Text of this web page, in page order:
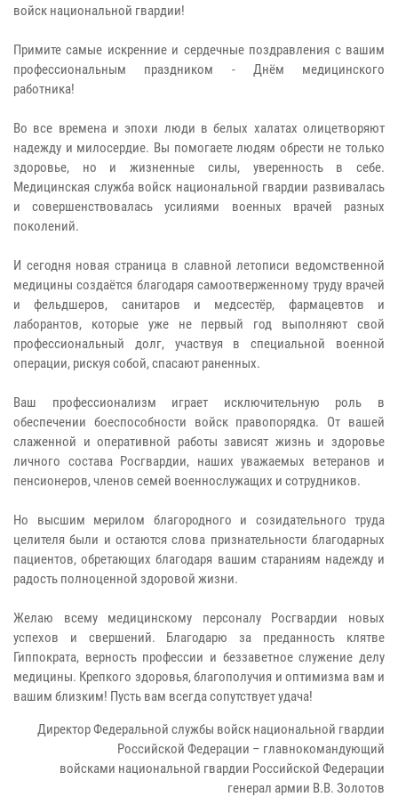
войск национальной гвардии!
Примите самые искренние и сердечные поздравления с вашим
профессиональным праздником - Днём медицинского
работника!
Во все времена и эпохи люди в белых халатах олицетворяют
надежду и милосердие. Вы помогаете людям обрести не только
здоровье, но и жизненные силы, уверенность в себе.
Медицинская служба войск национальной гвардии развивалась
и совершенствовалась усилиями военных врачей разных
поколений.
И сегодня новая страница в славной летописи ведомственной
медицины создаётся благодаря самоотверженному труду врачей
и фельдшеров, санитаров и медсестёр, фармацевтов и
лаборантов, которые уже не первый год выполняют свой
профессиональный долг, участвуя в специальной военной
операции, рискуя собой, спасают раненных.
Ваш профессионализм играет исключительную роль в
обеспечении боеспособности войск правопорядка. От вашей
слаженной и оперативной работы зависят жизнь и здоровье
личного состава Росгвардии, наших уважаемых ветеранов и
пенсионеров, членов семей военнослужащих и сотрудников.
Но высшим мерилом благородного и созидательного труда
целителя были и остаются слова признательности благодарных
пациентов, обретающих благодаря вашим стараниям надежду и
радость полноценной здоровой жизни.
Желаю всему медицинскому персоналу Росгвардии новых
успехов и свершений. Благодарю за преданность клятве
Гиппократа, верность профессии и беззаветное служение делу
медицины. Крепкого здоровья, благополучия и оптимизма вам и
вашим близким! Пусть вам всегда сопутствует удача!
Директор Федеральной службы войск национальной гвардии
Российской Федерации – главнокомандующий
войсками национальной гвардии Российской Федерации
генерал армии В.В. Золотов